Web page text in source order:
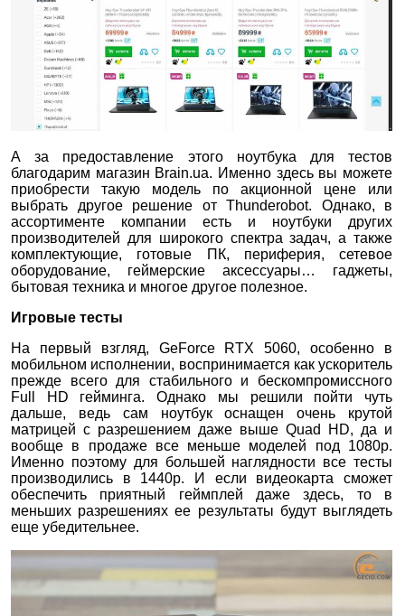
А за предоставление этого ноутбука для тестов
благодарим магазин Brain.ua. Именно здесь вы можете
приобрести такую модель по акционной цене или
выбрать другое решение от Thunderobot. Однако, в
ассортименте компании есть и ноутбуки других
производителей для широкого спектра задач, а также
комплектующие, готовые ПК, периферия, сетевое
оборудование, геймерские аксессуары… гаджеты,
бытовая техника и многое другое полезное.
Игровые тесты
На первый взгляд, GeForce RTX 5060, особенно в
мобильном исполнении, воспринимается как ускоритель
прежде всего для стабильного и бескомпромиссного
Full HD гейминга. Однако мы решили пойти чуть
дальше, ведь сам ноутбук оснащен очень крутой
матрицей с разрешением даже выше Quad HD, да и
вообще в продаже все меньше моделей под 1080p.
Именно поэтому для большей наглядности все тесты
производились в 1440p. И если видеокарта сможет
обеспечить приятный геймплей даже здесь, то в
меньших разрешениях ее результаты будут выглядеть
еще убедительнее.